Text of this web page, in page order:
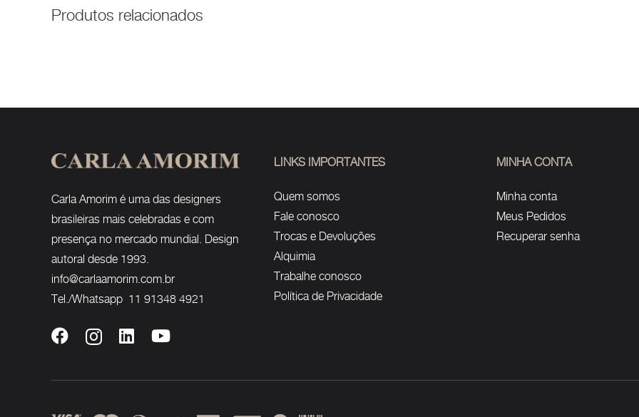
Produtos relacionados
Carla Amorim é uma das designers
brasileiras mais celebradas e com
presença no mercado mundial. Design
autoral desde 1993.
info@carlaamorim.com.br
Tel./Whatsapp 11 91348 4921
LINKS IMPORTANTES
Quem somos
Fale conosco
Trocas e Devoluções
Alquimia
Trabalhe conosco
Política de Privacidade
MINHA CONTA
Minha conta
Meus Pedidos
Recuperar senha